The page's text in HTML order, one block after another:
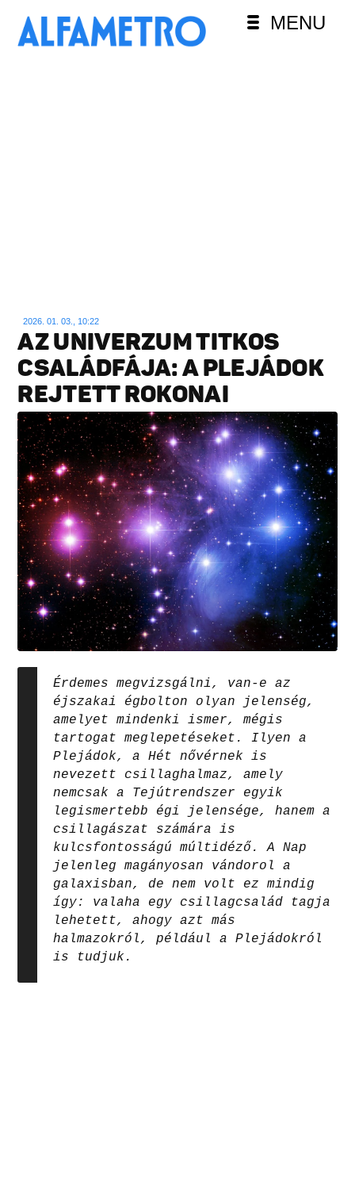
MENU
2026. 01. 03., 10:22
AZ UNIVERZUM TITKOS
CSALÁDFÁJA: A PLEJÁDOK
REJTETT ROKONAI
Érdemes megvizsgálni, van-e az
éjszakai égbolton olyan jelenség,
amelyet mindenki ismer, mégis
tartogat meglepetéseket. Ilyen a
Plejádok, a Hét nővérnek is
nevezett csillaghalmaz, amely
nemcsak a Tejútrendszer egyik
legismertebb égi jelensége, hanem a
csillagászat számára is
kulcsfontosságú múltidéző. A Nap
jelenleg magányosan vándorol a
galaxisban, de nem volt ez mindig
így: valaha egy csillagcsalád tagja
lehetett, ahogy azt más
halmazokról, például a Plejádokról
is tudjuk.